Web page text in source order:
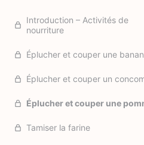
Introduction – Activités de
nourriture
Éplucher et couper une
Éplucher et couper un
Éplucher et couper une
Tamiser la farine